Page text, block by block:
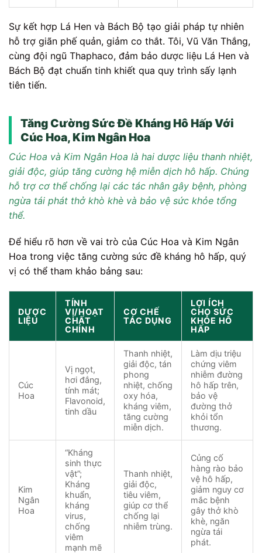
Sự kết hợp Lá Hen và Bách Bộ tạo giải pháp tự nhiên
hỗ trợ giãn phế quản, giảm co thắt. Tôi, Vũ Văn Thắng,
cùng đội ngũ Thaphaco, đảm bảo dược liệu Lá Hen và
Bách Bộ đạt chuẩn tinh khiết qua quy trình sấy lạnh
tiên tiến.
Tăng Cường Sức Đề Kháng Hô Hấp Với
Cúc Hoa, Kim Ngân Hoa
Cúc Hoa và Kim Ngân Hoa là hai dược liệu thanh nhiệt,
giải độc, giúp tăng cường hệ miễn dịch hô hấp. Chúng
hỗ trợ cơ thể chống lại các tác nhân gây bệnh, phòng
ngừa tái phát thở khò khè và bảo vệ sức khỏe tổng
thể.
Để hiểu rõ hơn về vai trò của Cúc Hoa và Kim Ngân
Hoa trong việc tăng cường sức đề kháng hô hấp, quý
vị có thể tham khảo bảng sau:
DƯỢC
LIỆU
TÍNH
VỊ/HOẠT
CHẤT
CHÍNH
CƠ CHẾ
TÁC DỤNG
LỢI ÍCH
CHO SỨC
KHỎE HÔ
HẤP
Cúc
Hoa
Vị ngọt,
hơi đắng,
tính mát;
Flavonoid,
tinh dầu
Thanh nhiệt,
giải độc, tán
phong
nhiệt, chống
oxy hóa,
kháng viêm,
tăng cường
miễn dịch.
Làm dịu triệu
chứng viêm
nhiễm đường
hô hấp trên,
bảo vệ
đường thở
khỏi tổn
thương.
Kim
Ngân
Hoa
“Kháng
sinh thực
vật”;
Kháng
khuẩn,
kháng
virus,
chống
viêm
mạnh mẽ
Thanh nhiệt,
giải độc,
tiêu viêm,
giúp cơ thể
chống lại
nhiễm trùng.
Củng cố
hàng rào bảo
vệ hô hấp,
giảm nguy cơ
mắc bệnh
gây thở khò
khè, ngăn
ngừa tái
phát.